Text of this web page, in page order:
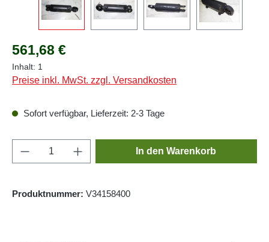
Regulärer Preis:
561,68 €
Inhalt: 1
Preise inkl. MwSt. zzgl. Versandkosten
Sofort verfügbar, Lieferzeit: 2-3 Tage
Produkt Anzahl: Gib den gewünschten
In den Warenkorb
Produktnummer: V34158400